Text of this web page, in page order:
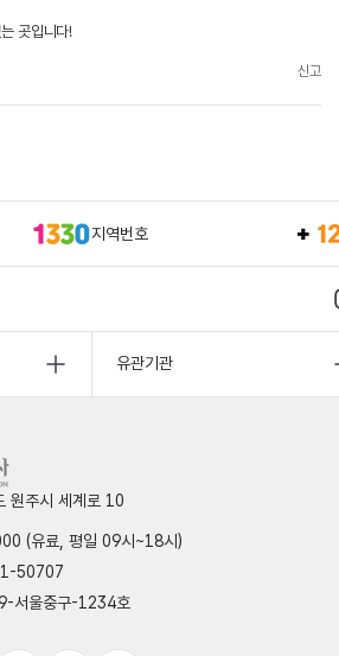
곳입니다!
신고
지역번호
유관기관
원주시 세계로 10
(유료, 평일 09시~18시)
50707
서울중구-1234호